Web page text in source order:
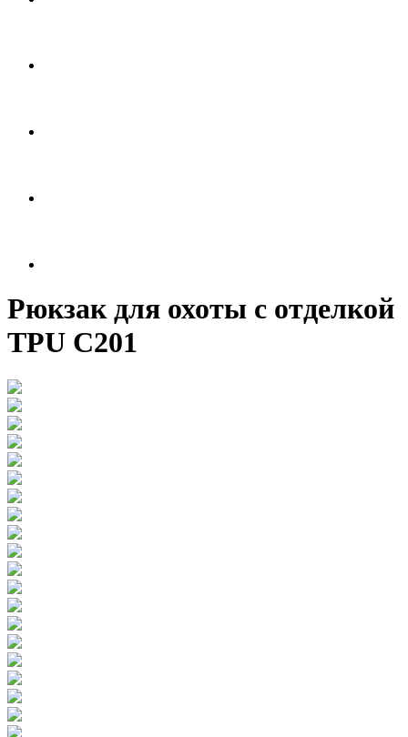
Рюкзак для охоты с отделкой
TPU C201